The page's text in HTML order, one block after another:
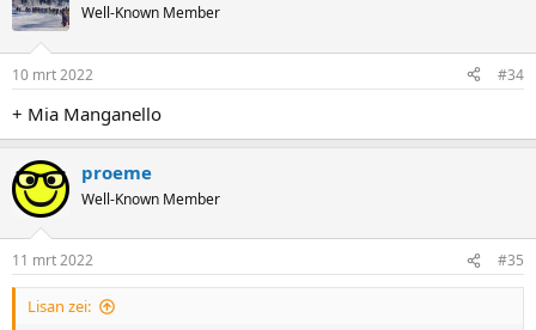
Well-Known Member
10 mrt 2022 #34
+ Mia Manganello
proeme
Well-Known Member
11 mrt 2022 #35
Lisan zei: